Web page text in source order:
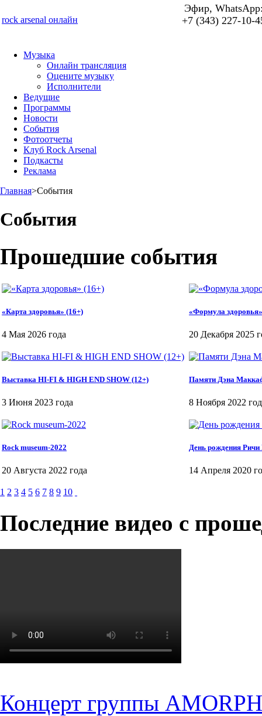
rock arsenal онлайн
Эфир,
+7 (343) 227-10-
Музыка
Онлайн трансляция
Оцените музыку
Исполнители
Ведущие
Программы
Новости
События
Фотоотчеты
Клуб Rock Arsenal
Подкасты
Реклама
Главная>События
События
Прошедшие события
«Карта здоровья» (16+)
4 Мая 2026 года
«Формула
20 Декабря 2025
Выставка HI-FI & HIGH END SHOW (12+)
3 Июня 2023 года
Памяти Дэна
8 Ноября 2022
Rock museum-2022
20 Августа 2022 года
День рождения
14 Апреля 2020
1 2 3 4 5 6 7 8 9 10
Последние видео с
Концерт группы